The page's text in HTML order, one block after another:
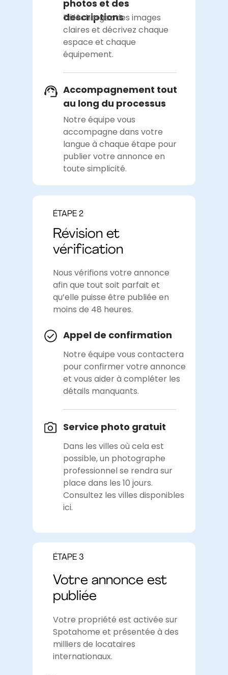
photos et des
descriptions
Téléchargez des images
claires et décrivez chaque
espace et chaque
équipement.
Accompagnement tout
au long du processus
Notre équipe vous
accompagne dans votre
langue à chaque étape pour
publier votre annonce en
toute simplicité.
ÉTAPE 2
Révision et
vérification
Nous vérifions votre annonce
afin que tout soit parfait et
qu’elle puisse être publiée en
moins de 48 heures.
Appel de confirmation
Dans les villes où cela est
possible, un photographe
professionnel se rendra sur
place dans les 10 jours.
Consultez les villes disponibles
ici.
Service photo gratuit
Notre équipe vous contactera
pour confirmer votre annonce
et vous aider à compléter les
détails manquants.
ÉTAPE 3
Votre annonce est
publiée
Votre propriété est activée sur
Spotahome et présentée à des
milliers de locataires
internationaux.